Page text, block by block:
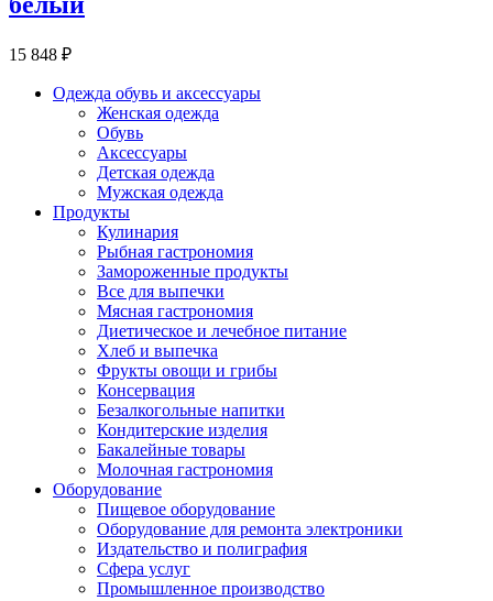
15 848 ₽
Одежда обувь и аксессуары
Женская одежда
Обувь
Аксессуары
Детская одежда
Мужская одежда
Продукты
Кулинария
Рыбная гастрономия
Замороженные продукты
Все для выпечки
Мясная гастрономия
Диетическое и лечебное питание
Хлеб и выпечка
Фрукты овощи и грибы
Консервация
Безалкогольные напитки
Кондитерские изделия
Бакалейные товары
Молочная гастрономия
Оборудование
Пищевое оборудование
Оборудование для ремонта электроники
Издательство и полиграфия
Сфера услуг
Промышленное производство